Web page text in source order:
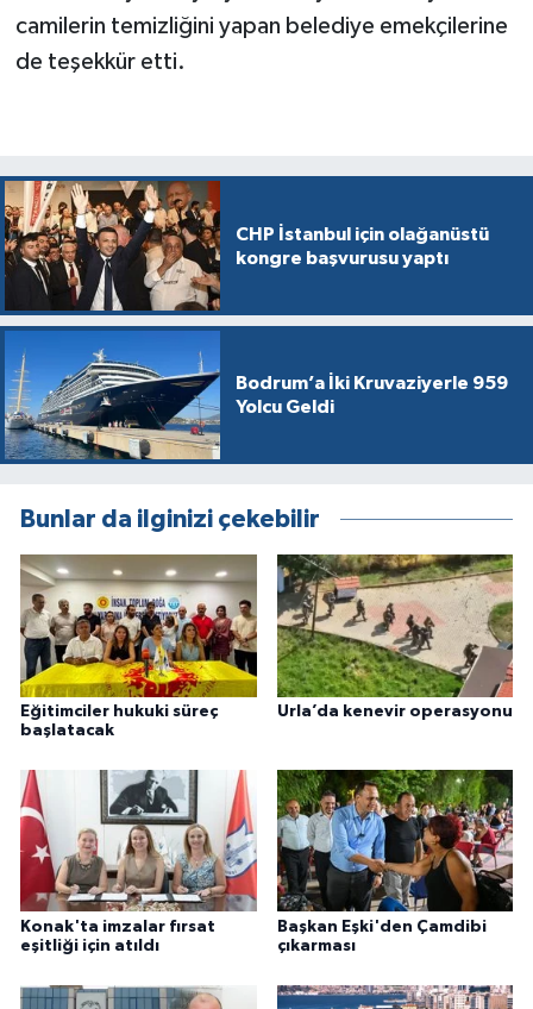
camilerin temizliğini yapan belediye emekçilerine
de teşekkür etti.
CHP İstanbul için olağanüstü
kongre başvurusu yaptı
Bodrum’a İki Kruvaziyerle 959
Yolcu Geldi
Bunlar da ilginizi çekebilir
Eğitimciler hukuki süreç
başlatacak
Urla’da kenevir operasyonu
Konak'ta imzalar fırsat
eşitliği için atıldı
Başkan Eşki'den Çamdibi
çıkarması